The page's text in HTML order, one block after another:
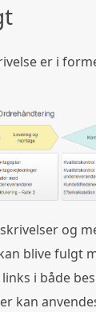
er i
og
blive fulgt
i både
kan